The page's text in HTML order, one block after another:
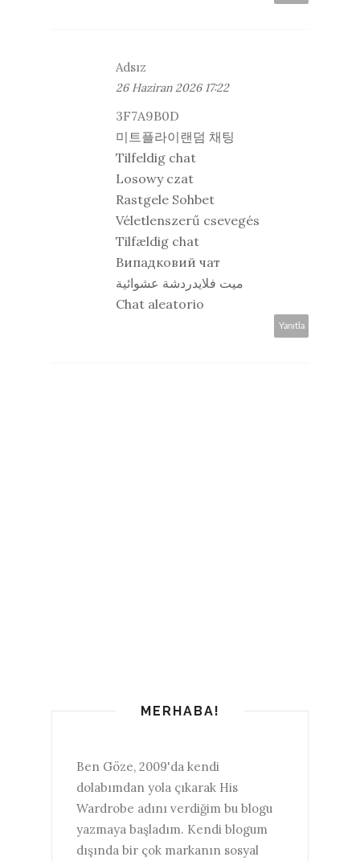
Adsız
26 Haziran 2026 17:22
3F7A9B0D
미트플라이랜덤 채팅
Tilfeldig chat
Losowy czat
Rastgele Sohbet
Véletlenszerű csevegés
Tilfældig chat
Випадковий чат
ميت فلايدردشة عشوائية
Chat aleatorio
Yanıtla
MERHABA!
Ben Göze, 2009'da kendi
dolabımdan yola çıkarak His
Wardrobe adını verdiğim bu blogu
yazmaya başladım. Kendi blogum
dışında bir çok markanın sosyal